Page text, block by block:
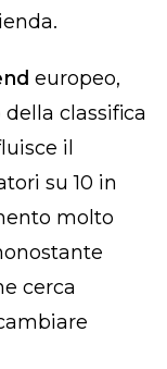
europeo,
classifica
il
su 10 in
molto
cerca